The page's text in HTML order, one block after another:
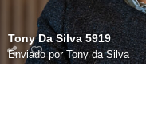
Tony Da Silva 5919
Enviado porTony da Silva